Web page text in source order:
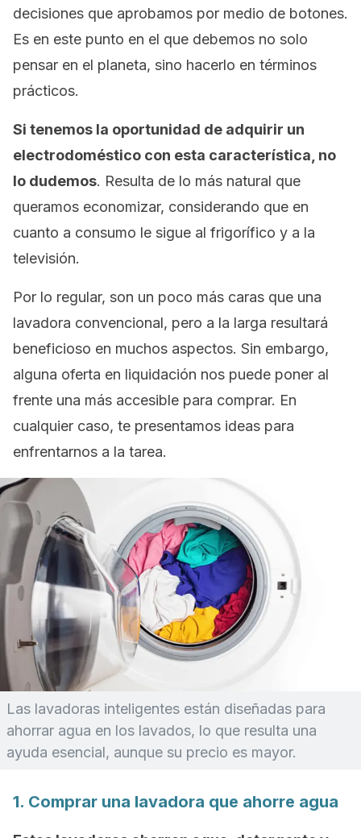
decisiones que aprobamos por medio de botones.
Es en este punto en el que debemos no solo
pensar en el planeta, sino hacerlo en términos
prácticos.
Si tenemos la oportunidad de adquirir un
electrodoméstico con esta característica, no
lo dudemos. Resulta de lo más natural que
queramos economizar, considerando que en
cuanto a consumo le sigue al frigorífico y a la
televisión.
Por lo regular, son un poco más caras que una
lavadora convencional, pero a la larga resultará
beneficioso en muchos aspectos. Sin embargo,
alguna oferta en liquidación nos puede poner al
frente una más accesible para comprar. En
cualquier caso, te presentamos ideas para
enfrentarnos a la tarea.
Las lavadoras inteligentes están diseñadas para
ahorrar agua en los lavados, lo que resulta una
ayuda esencial, aunque su precio es mayor.
1. Comprar una lavadora que ahorre agua